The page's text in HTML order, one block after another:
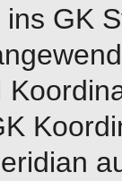
ins GK